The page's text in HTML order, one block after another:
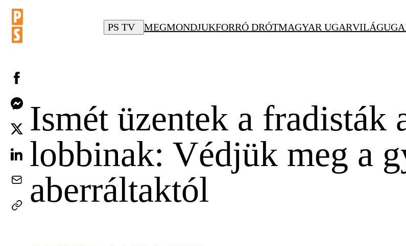
PS TV MEGMONDJUKFORRÓ DRÓTMAGYAR UGAR
Ismét üzentek a
lobbinak: Védjük meg a
aberráltaktól